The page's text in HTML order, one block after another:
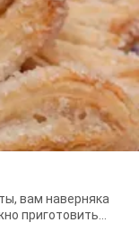
вам наверняка
приготовить